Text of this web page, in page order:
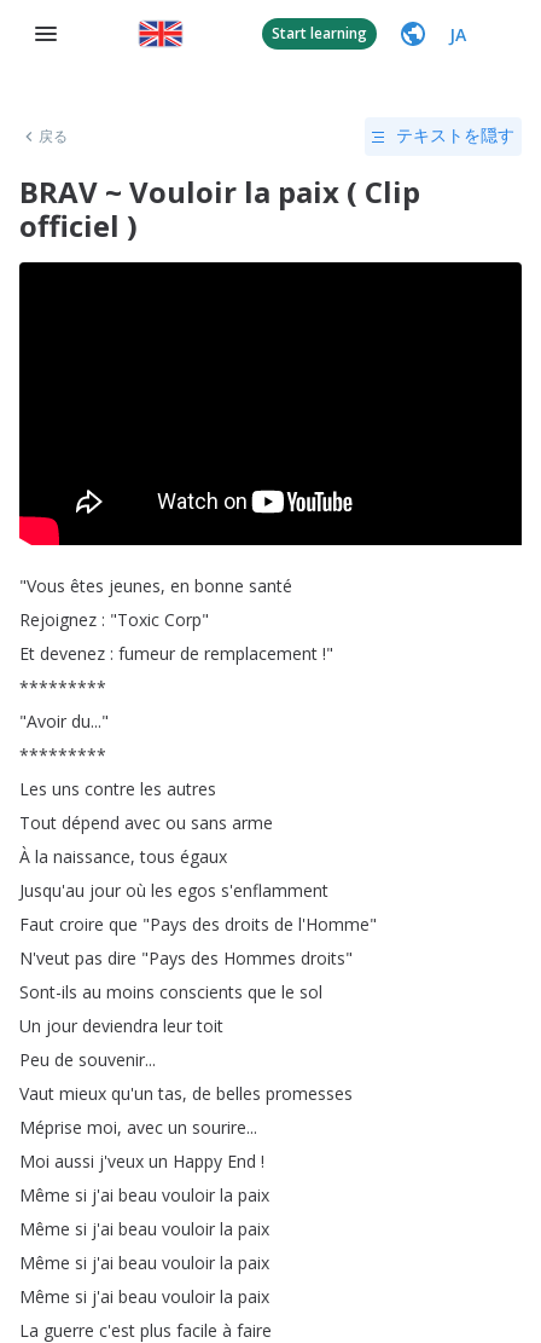
Start learning JA
戻る テキストを隠す
BRAV ~ Vouloir la paix ( Clip
officiel )
"Vous êtes jeunes, en bonne santé
Rejoignez : "Toxic Corp"
Et devenez : fumeur de remplacement !"
*********
"Avoir du..."
*********
Les uns contre les autres
Tout dépend avec ou sans arme
À la naissance,tous égaux
Jusqu'au jour où les egos s'enflamment
Faut croire que "Pays des droits de l'Homme"
N'veut pas dire "Pays des Hommes droits"
Sont-ils au moins conscients que le sol
Un jour deviendra leur toit
Peu de souvenir...
Vaut mieux qu'un tas, de belles promesses
Méprise moi, avec un sourire...
Moi aussi j'veux un Happy End !
Même si j'ai beau vouloir la paix
Même si j'ai beau vouloir la paix
Même si j'ai beau vouloir la paix
Même si j'ai beau vouloir la paix
La guerre c'est plus facile à faire